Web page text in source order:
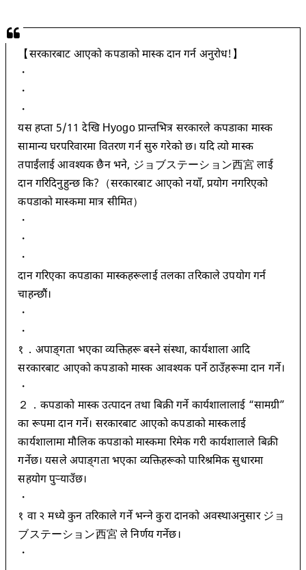
【सरकारबाट आएको कपडाको मास्क दान गर्न अनुरोध!】
・
・
・
यस हप्ता 5/11 देखि Hyogo प्रान्तभित्र सरकारले कपडाका मास्क
सामान्य घरपरिवारमा वितरण गर्न सुरु गरेको छ। यदि त्यो मास्क
तपाईंलाई आवश्यक छैन भने, ジョブステーション西宮 लाई
दान गरिदिनुहुन्छ कि?（सरकारबाट आएको नयाँ, प्रयोग नगरिएको
कपडाको मास्कमा मात्र सीमित）
・
・
・
दान गरिएका कपडाका मास्कहरूलाई तलका तरिकाले उपयोग गर्न
चाहन्छौं।
・
・
१．अपाङ्गता भएका व्यक्तिहरू बस्ने संस्था, कार्यशाला आदि
सरकारबाट आएको कपडाको मास्क आवश्यक पर्ने ठाउँहरूमा दान गर्ने।
・
２．कपडाको मास्क उत्पादन तथा बिक्री गर्ने कार्यशालालाई “सामग्री”
का रूपमा दान गर्ने। सरकारबाट आएको कपडाको मास्कलाई
कार्यशालामा मौलिक कपडाको मास्कमा रिमेक गरी कार्यशालाले बिक्री
गर्नेछ। यसले अपाङ्गता भएका व्यक्तिहरूको पारिश्रमिक सुधारमा
सहयोग पुर्‍याउँछ।
・
१ वा २ मध्ये कुन तरिकाले गर्ने भन्ने कुरा दानको अवस्थाअनुसार ジョ
ブステーション西宮 ले निर्णय गर्नेछ।
・